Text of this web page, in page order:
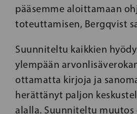
pääsemme aloittamaan
toteuttamisen, Bergqvist
Suunniteltu kaikkien
ylempään
ottamatta kirjoja ja
herättänyt paljon
alalla. Suunniteltu muutos